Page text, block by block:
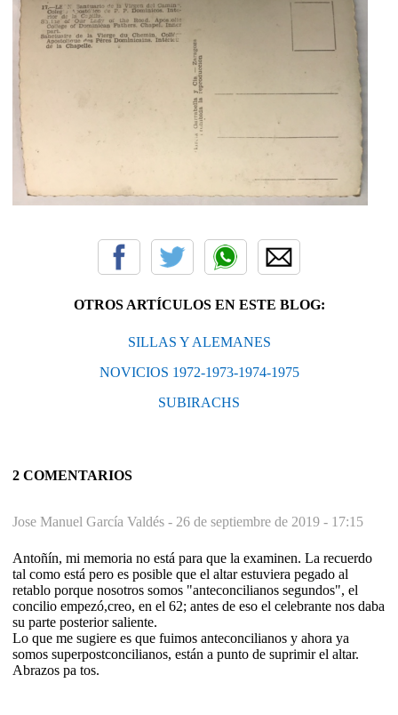
OTROS ARTÍCULOS EN ESTE BLOG:
SILLAS Y ALEMANES
NOVICIOS 1972-1973-1974-1975
SUBIRACHS
2 COMENTARIOS
Jose Manuel García Valdés - 26 de septiembre de 2019 - 17:15
Antoñín, mi memoria no está para que la examinen. La recuerdo
tal como está pero es posible que el altar estuviera pegado al
retablo porque nosotros somos "anteconcilianos segundos", el
concilio empezó,creo, en el 62; antes de eso el celebrante nos daba
su parte posterior saliente.
Lo que me sugiere es que fuimos anteconcilianos y ahora ya
somos superpostconcilianos, están a punto de suprimir el altar.
Abrazos pa tos.